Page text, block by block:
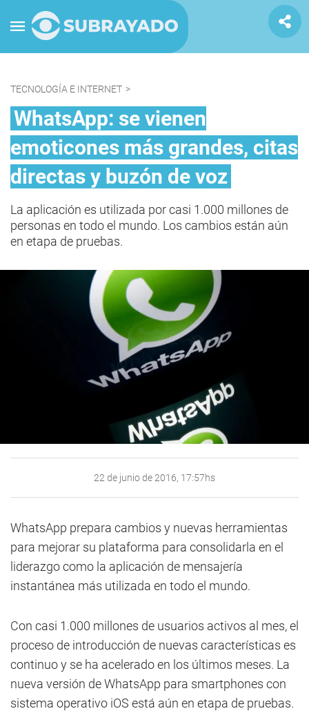
TECNOLOGÍA E INTERNET >
WhatsApp: se vienen
emoticones más grandes, citas
directas y buzón de voz
La aplicación es utilizada por casi 1.000 millones de
personas en todo el mundo. Los cambios están aún
en etapa de pruebas.
22 de junio de 2016, 17:57hs
WhatsApp prepara cambios y nuevas herramientas
para mejorar su plataforma para consolidarla en el
liderazgo como la aplicación de mensajería
instantánea más utilizada en todo el mundo.
Con casi 1.000 millones de usuarios activos al mes, el
proceso de introducción de nuevas características es
continuo y se ha acelerado en los últimos meses. La
nueva versión de WhatsApp para smartphones con
sistema operativo iOS está aún en etapa de pruebas.